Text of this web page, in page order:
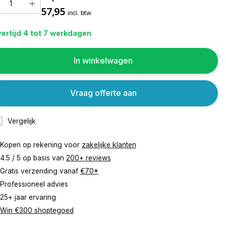
57,95 incl. btw
4 tot 7 werkdagen
In winkelwagen
Vergelijk
Vraag offerte aan
Kopen op rekening voor zakelijke klanten
4.5 / 5 op basis van 200+ reviews
Gratis verzending vanaf €70*
Professioneel advies
25+ jaar ervaring
Win €300 shoptegoed